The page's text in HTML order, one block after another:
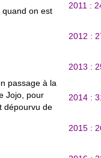
quand on est
passage à la
Jojo, pour
dépourvu de
2011 :
2012 :
2013 :
2014 :
2015 :